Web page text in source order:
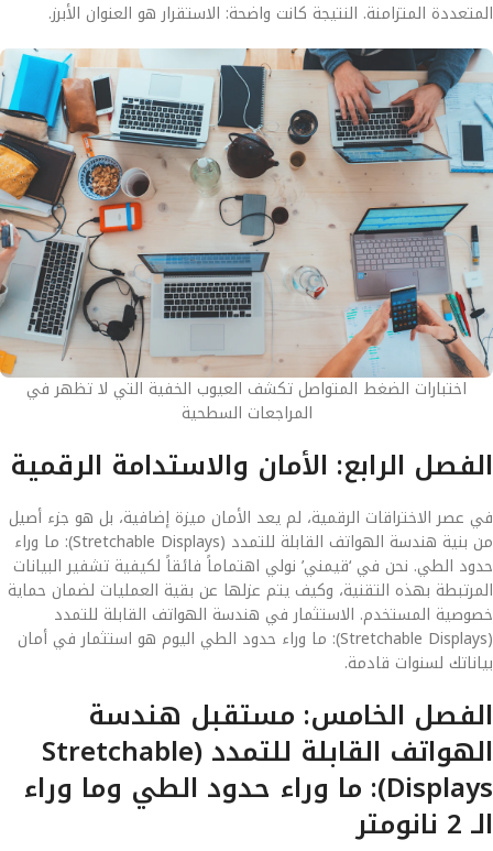
المتعددة المتزامنة. النتيجة كانت واضحة: الاستقرار هو العنوان الأبرز.
اختبارات الضغط المتواصل تكشف العيوب الخفية التي لا تظهر في
المراجعات السطحية
الفصل الرابع: الأمان والاستدامة الرقمية
في عصر الاختراقات الرقمية، لم يعد الأمان ميزة إضافية، بل هو جزء أصيل
من بنية هندسة الهواتف القابلة للتمدد (Stretchable Displays): ما وراء
حدود الطي. نحن في ‘قيمني’ نولي اهتماماً فائقاً لكيفية تشفير البيانات
المرتبطة بهذه التقنية، وكيف يتم عزلها عن بقية العمليات لضمان حماية
خصوصية المستخدم. الاستثمار في هندسة الهواتف القابلة للتمدد
(Stretchable Displays): ما وراء حدود الطي اليوم هو استثمار في أمان
بياناتك لسنوات قادمة.
الفصل الخامس: مستقبل هندسة
الهواتف القابلة للتمدد (Stretchable
Displays): ما وراء حدود الطي وما وراء
الـ 2 نانومتر